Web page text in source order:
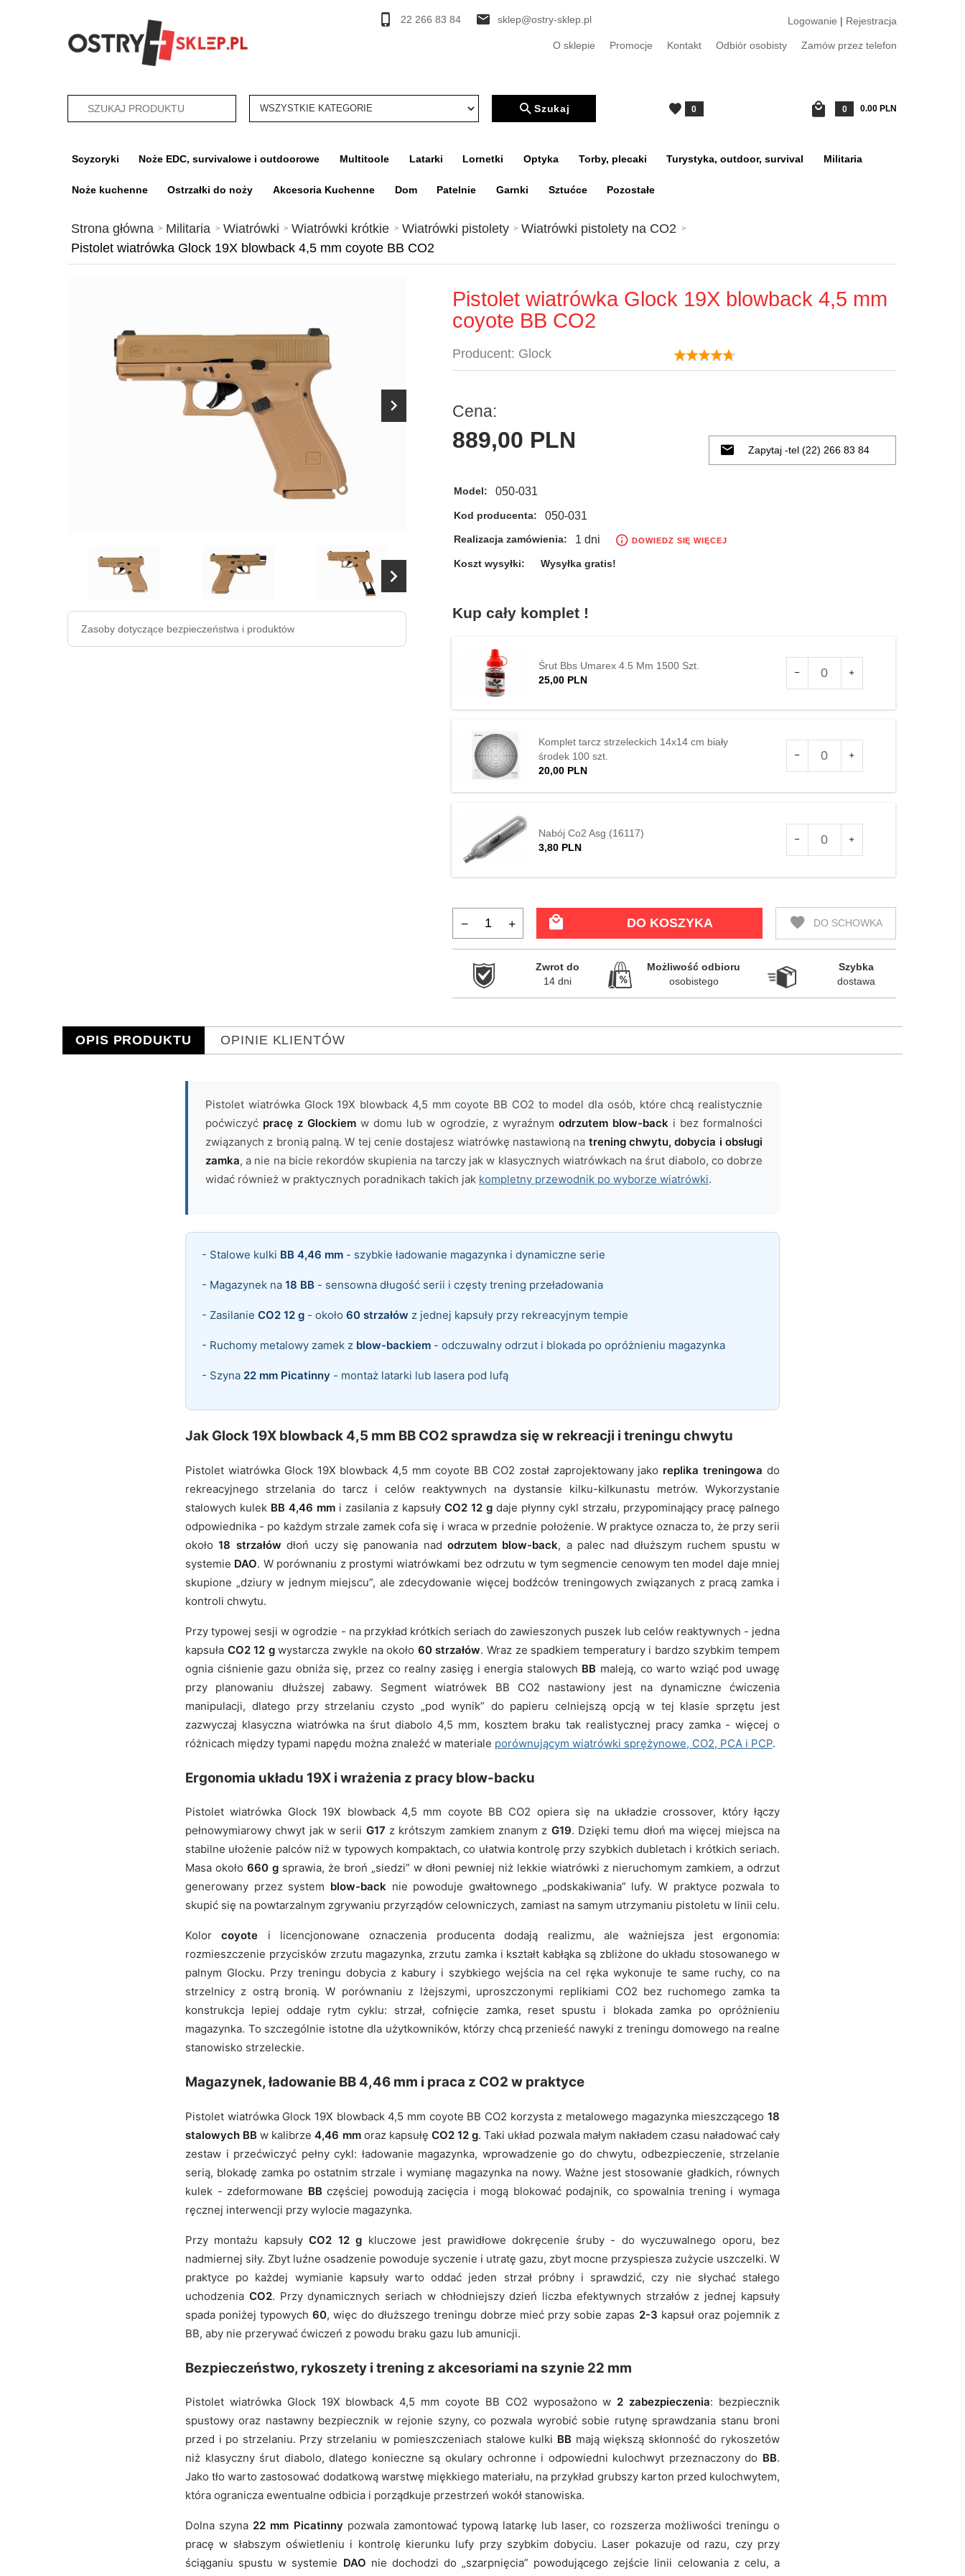
22 266 83 84 sklep@ostry-sklep.pl Logowanie | Rejestracja
O sklepie Promocje Kontakt Odbiór osobisty Zamów przez telefon
categories_searcher Szukaj 0 0.00PLN
Scyzoryki Noże EDC, survivalowe i outdoorowe Multitoole Latarki Lornetki Optyka Torby, plecaki Turystyka, outdoor, survival Militaria
Noże kuchenne Ostrzałki do noży Akcesoria Kuchenne Dom Patelnie Garnki Sztućce Pozostałe
Strona główna Militaria Wiatrówki Wiatrówki krótkie Wiatrówki pistolety
Wiatrówki pistolety na CO2
Pistolet wiatrówka Glock 19X blowback 4,5 mm coyote BB CO2
Zasoby dotyczące bezpieczeństwa i produktów
Pistolet wiatrówka Glock 19X blowback 4,5 mm
coyote BB CO2
Producent: Glock
Cena:
889,00 PLN Zapytaj -tel (22) 266 83 84
Model: 050-031
Kod producenta: 050-031
Realizacja zamówienia: 1 dni DOWIEDZ SIĘ WIĘCEJ
Koszt wysyłki: Wysyłka gratis!
Kup cały komplet !
Śrut Bbs Umarex 4.5 Mm 1500 Szt.
25,00 PLN
produktu
48046
Komplet tarcz strzeleckich 14x14 cm biały
środek 100 szt.
20,00 PLN
produktu
112138
Nabój Co2 Asg (16117)
3,80 PLN
produktu
DO KOSZYKA DO SCHOWKA
Zwrot do
14 dni
Możliwość odbioru
osobistego
Szybka
dostawa
OPIS PRODUKTU OPINIE KLIENTÓW
Pistolet wiatrówka Glock 19X blowback 4,5 mm coyote BB CO2 to model dla osób, które chcą realistycznie
poćwiczyć pracę z Glockiem w domu lub w ogrodzie, z wyraźnym odrzutem blow-backi bez formalności
związanych z bronią palną. W tej cenie dostajesz wiatrówkę nastawioną na trening chwytu, dobycia i obsługi
zamka, a nie na bicie rekordów skupienia na tarczy jak w klasycznych wiatrówkach na śrut diabolo, co dobrze
widać również w praktycznych poradnikach takich jak kompletny przewodnik po wyborze wiatrówki.
- Stalowe kulki BB 4,46 mm - szybkie ładowanie magazynka i dynamiczne serie
- Magazynek na 18 BB - sensowna długość serii i częsty trening przeładowania
- Zasilanie CO2 12 g - około 60 strzałów z jednej kapsuły przy rekreacyjnym tempie
- Ruchomy metalowy zamek z blow-backiem - odczuwalny odrzut i blokada po opróżnieniu magazynka
- Szyna 22 mm Picatinny - montaż latarki lub lasera pod lufą
Jak Glock 19X blowback 4,5 mm BB CO2 sprawdza się w rekreacji i treningu chwytu
Pistolet wiatrówka Glock 19X blowback 4,5 mm coyote BB CO2 został zaprojektowany jako replika treningowa do
rekreacyjnego strzelania do tarcz i celów reaktywnych na dystansie kilku-kilkunastu metrów. Wykorzystanie
stalowych kulek BB 4,46 mm i zasilania z kapsuły CO2 12 g daje płynny cykl strzału, przypominający pracę palnego
odpowiednika - po każdym strzale zamek cofa się i wraca w przednie położenie. W praktyce oznacza to, że przy serii
około18 strzałów dłoń uczy się panowania nad odrzutem blow-back, a palec nad dłuższym ruchem spustu w
systemie DAO. W porównaniu z prostymi wiatrówkami bez odrzutu w tym segmencie cenowym ten model daje mniej
skupione „dziury w jednym miejscu”, ale zdecydowanie więcej bodźców treningowych związanych z pracą zamka i
kontroli chwytu.
Przy typowej sesji w ogrodzie - na przykład krótkich seriach do zawieszonych puszek lub celów reaktywnych - jedna
kapsuła CO2 12 gwystarcza zwykle na około 60 strzałów. Wraz ze spadkiem temperatury i bardzo szybkim tempem
ognia ciśnienie gazu obniża się, przez co realny zasięg i energia stalowych BB maleją, co warto wziąć pod uwagę
przy planowaniu dłuższej zabawy. Segment wiatrówek BB CO2 nastawiony jest na dynamiczne ćwiczenia
manipulacji, dlatego przy strzelaniu czysto „pod wynik” do papieru celniejszą opcją w tej klasie sprzętu jest
zazwyczaj klasyczna wiatrówka na śrut diabolo 4,5 mm, kosztem braku tak realistycznej pracy zamka - więcej o
różnicach między typami napędu można znaleźć w materiale porównującym wiatrówki sprężynowe, CO2, PCA i PCP.
Ergonomia układu 19X i wrażenia z pracy blow-backu
Pistolet wiatrówka Glock 19X blowback 4,5 mm coyote BB CO2 opiera się na układzie crossover, który łączy
pełnowymiarowy chwyt jak w serii G17 z krótszym zamkiem znanym z G19. Dzięki temu dłoń ma więcej miejsca na
stabilne ułożenie palców niż w typowych kompaktach, co ułatwia kontrolę przy szybkich dubletach i krótkich seriach.
Masa około 660 g sprawia, że broń „siedzi” w dłoni pewniej niż lekkie wiatrówki z nieruchomym zamkiem, a odrzut
generowany przez system blow-back nie powoduje gwałtownego „podskakiwania” lufy. W praktyce pozwala to
skupić się na powtarzalnym zgrywaniu przyrządów celowniczych, zamiast na samym utrzymaniu pistoletu w linii celu.
Kolorcoyote i licencjonowane oznaczenia producenta dodają realizmu, ale ważniejsza jest ergonomia:
rozmieszczenie przycisków zrzutu magazynka, zrzutu zamka i kształt kabłąka są zbliżone do układu stosowanego w
palnym Glocku. Przy treningu dobycia z kabury i szybkiego wejścia na cel ręka wykonuje te same ruchy, co na
strzelnicy z ostrą bronią. W porównaniu z lżejszymi, uproszczonymi replikiami CO2 bez ruchomego zamka ta
konstrukcja lepiej oddaje rytm cyklu: strzał, cofnięcie zamka, reset spustu i blokada zamka po opróżnieniu
magazynka. To szczególnie istotne dla użytkowników, którzy chcą przenieść nawyki z treningu domowego na realne
stanowisko strzeleckie.
Magazynek, ładowanie BB 4,46 mm i praca z CO2 w praktyce
Pistolet wiatrówka Glock 19X blowback 4,5 mm coyote BB CO2 korzysta z metalowego magazynka mieszczącego 18
stalowych BB w kalibrze4,46 mmoraz kapsułę CO2 12 g. Taki układ pozwala małym nakładem czasu naładować cały
zestaw i przećwiczyć pełny cykl: ładowanie magazynka, wprowadzenie go do chwytu, odbezpieczenie, strzelanie
serią, blokadę zamka po ostatnim strzale i wymianę magazynka na nowy. Ważne jest stosowanie gładkich, równych
kulek - zdeformowane BBczęściej powodują zacięcia i mogą blokować podajnik, co spowalnia trening i wymaga
ręcznej interwencji przy wylocie magazynka.
Przy montażu kapsułyCO2 12 g kluczowe jest prawidłowe dokręcenie śruby - do wyczuwalnego oporu, bez
nadmiernej siły. Zbyt luźne osadzenie powoduje syczenie i utratę gazu, zbyt mocne przyspiesza zużycie uszczelki. W
praktyce po każdej wymianie kapsuły warto oddać jeden strzał próbny i sprawdzić, czy nie słychać stałego
uchodzenia CO2. Przy dynamicznych seriach w chłodniejszy dzień liczba efektywnych strzałów z jednej kapsuły
spada poniżej typowych60, więc do dłuższego treningu dobrze mieć przy sobie zapas 2-3 kapsuł oraz pojemnik z
BB, aby nie przerywać ćwiczeń z powodu braku gazu lub amunicji.
Bezpieczeństwo, rykoszety i trening z akcesoriami na szynie 22 mm
Pistolet wiatrówka Glock 19X blowback 4,5 mm coyote BB CO2 wyposażono w 2 zabezpieczenia: bezpiecznik
spustowy oraz nastawny bezpiecznik w rejonie szyny, co pozwala wyrobić sobie rutynę sprawdzania stanu broni
przed i po strzelaniu. Przy strzelaniu w pomieszczeniach stalowe kulki BB mają większą skłonność do rykoszetów
niż klasyczny śrut diabolo, dlatego konieczne są okulary ochronne i odpowiedni kulochwyt przeznaczony do BB.
Jako tło warto zastosować dodatkową warstwę miękkiego materiału, na przykład grubszy karton przed kulochwytem,
która ogranicza ewentualne odbicia i porządkuje przestrzeń wokół stanowiska.
Dolna szyna 22 mm Picatinny pozwala zamontować typową latarkę lub laser, co rozszerza możliwości treningu o
pracę w słabszym oświetleniu i kontrolę kierunku lufy przy szybkim dobyciu. Laser pokazuje od razu, czy przy
ściąganiu spustu w systemie DAO nie dochodzi do „szarpnięcia” powodującego zejście linii celowania z celu, a